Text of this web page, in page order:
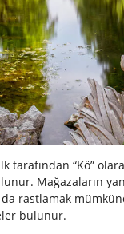
“Kö”
Mağazaların
rastlamak
bulunur.